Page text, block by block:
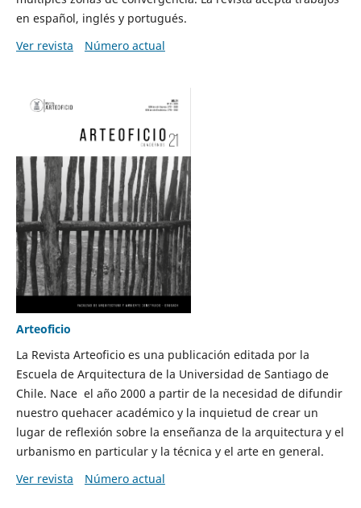
en español, inglés y portugués.
Ver revista
Número actual
Arteoficio
La Revista Arteoficio es una publicación editada por la
Escuela de Arquitectura de la Universidad de Santiago de
Chile. Nace el año 2000 a partir de la necesidad de difundir
nuestro quehacer académico y la inquietud de crear un
lugar de reflexión sobre la enseñanza de la arquitectura y el
urbanismo en particular y la técnica y el arte en general.
Ver revista
Número actual